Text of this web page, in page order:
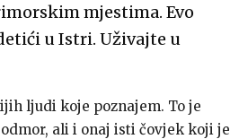
mjestima. Evo
u Istri. Uživajte u
ljudi koje poznajem. To je
ali i onaj isti čovjek koji je